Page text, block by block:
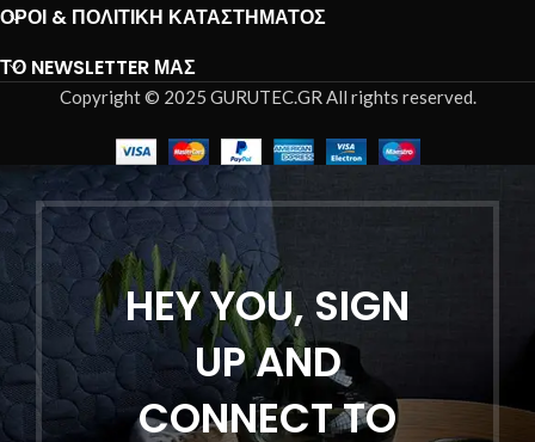
ΌΡΟΙ & ΠΟΛΙΤΙΚΉ ΚΑΤΑΣΤΉΜΑΤΟΣ
ΤΟ NEWSLETTER ΜΑΣ
Copyright © 2025 GURUTEC.GR All rights reserved.
HEY YOU, SIGN
UP AND
CONNECT TO